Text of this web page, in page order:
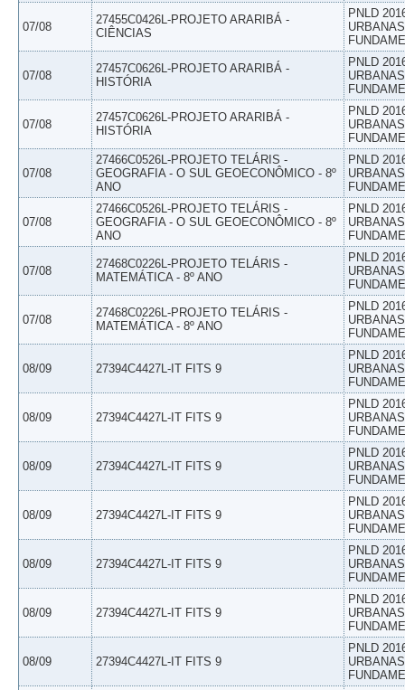
07/08
27455C0426L-PROJETO ARARIBÁ -
CIÊNCIAS
PNLD
07/08
27457C0626L-PROJETO ARARIBÁ -
HISTÓRIA
PNLD
07/08
27457C0626L-PROJETO ARARIBÁ -
HISTÓRIA
PNLD
07/08
27466C0526L-PROJETO TELÁRIS -
GEOGRAFIA - O SUL GEOECONÔMICO - 8º
ANO
PNLD
07/08
27466C0526L-PROJETO TELÁRIS -
GEOGRAFIA - O SUL GEOECONÔMICO - 8º
ANO
PNLD
07/08
27468C0226L-PROJETO TELÁRIS -
MATEMÁTICA - 8º ANO
PNLD
07/08
27468C0226L-PROJETO TELÁRIS -
MATEMÁTICA - 8º ANO
PNLD
08/09 27394C4427L-IT FITS 9
PNLD
08/09 27394C4427L-IT FITS 9
PNLD
08/09 27394C4427L-IT FITS 9
PNLD
08/09 27394C4427L-IT FITS 9
PNLD
08/09 27394C4427L-IT FITS 9
PNLD
08/09 27394C4427L-IT FITS 9
PNLD
08/09 27394C4427L-IT FITS 9
PNLD